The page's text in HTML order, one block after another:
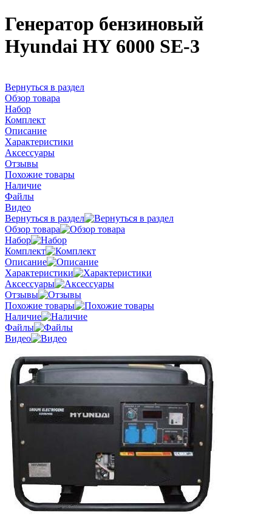
Генератор бензиновый
Hyundai HY 6000 SE-3
Вернуться в раздел
Обзор товара
Набор
Комплект
Описание
Характеристики
Аксессуары
Отзывы
Похожие товары
Наличие
Файлы
Видео
Вернуться в раздел
Обзор товара
Набор
Комплект
Описание
Характеристики
Аксессуары
Отзывы
Похожие товары
Наличие
Файлы
Видео